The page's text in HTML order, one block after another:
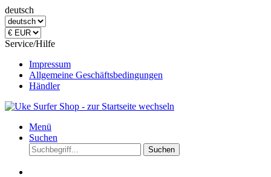
deutsch
Service/Hilfe
Impressum
Allgemeine Geschäftsbedingungen
Händler
Menü
Suchen
Suchen